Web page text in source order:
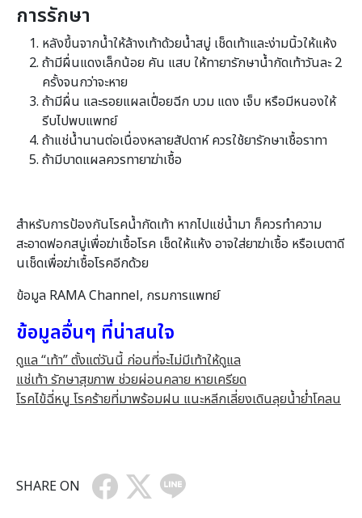
การรักษา
หลังขึ้นจากน้ำให้ล้างเท้าด้วยน้ำสบู่ เช็ดเท้าและง่ามนิ้วให้แห้ง
ถ้ามีผื่นแดงเล็กน้อย คัน แสบ ให้ทายารักษาน้ำกัดเท้าวันละ 2
ครั้งจนกว่าจะหาย
ถ้ามีผื่น และรอยแผลเปื่อยฉีก บวม แดง เจ็บ หรือมีหนองให้
รีบไปพบแพทย์
ถ้าแช่น้ำนานต่อเนื่องหลายสัปดาห์ ควรใช้ยารักษาเชื้อราทา
ถ้ามีบาดแผลควรทายาฆ่าเชื้อ
สำหรับการป้องกันโรคน้ำกัดเท้า หากไปแช่น้ำมา ก็ควรทำความ
สะอาดฟอกสบู่เพื่อฆ่าเชื้อโรค เช็ดให้แห้ง อาจใส่ยาฆ่าเชื้อ หรือเบตาดี
นเช็ดเพื่อฆ่าเชื้อโรคอีกด้วย
ข้อมูล RAMA Channel, กรมการแพทย์
ข้อมูลอื่นๆ ที่น่าสนใจ
ดูแล “เท้า” ตั้งแต่วันนี้ ก่อนที่จะไม่มีเท้าให้ดูแล
แช่เท้า รักษาสุขภาพ ช่วยผ่อนคลาย หายเครียด
โรคไข้ฉี่หนู โรคร้ายที่มาพร้อมฝน แนะหลีกเลี่ยงเดินลุยน้ำย่ำโคลน
SHARE ON